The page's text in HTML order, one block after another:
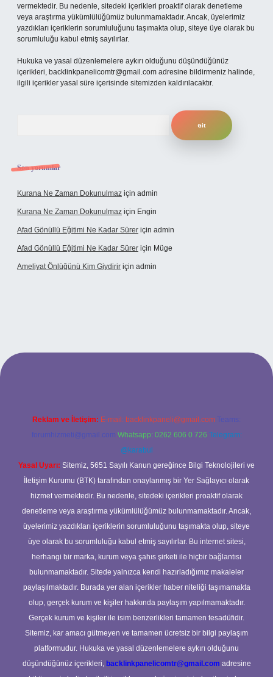
vermektedir. Bu nedenle, sitedeki içerikleri proaktif olarak denetleme
veya araştırma yükümlülüğümüz bulunmamaktadır. Ancak, üyelerimiz
yazdıkları içeriklerin sorumluluğunu taşımakta olup, siteye üye olarak bu
sorumluluğu kabul etmiş sayılırlar.
Hukuka ve yasal düzenlemelere aykırı olduğunu düşündüğünüz
içerikleri, backlinkpanelicomtr@gmail.com adresine bildirmeniz halinde,
ilgili içerikler yasal süre içerisinde sitemizden kaldırılacaktır.
Son yorumlar
Kurana Ne Zaman Dokunulmaz için admin
Kurana Ne Zaman Dokunulmaz için Engin
Afad Gönüllü Eğitimi Ne Kadar Sürer için admin
Afad Gönüllü Eğitimi Ne Kadar Sürer için Müge
Ameliyat Önlüğünü Kim Giydirir için admin
giriş
Reklam ve İletişim: E-mail: backlinkpaneli@gmail.com Teams:
forumhizmeti@gmail.com Whatsapp: 0262 606 0 726 Telegram:
@karabul
Yasal Uyarı: Sitemiz, 5651 Sayılı Kanun gereğince Bilgi Teknolojileri ve
İletişim Kurumu (BTK) tarafından onaylanmış bir Yer Sağlayıcı olarak
hizmet vermektedir. Bu nedenle, sitedeki içerikleri proaktif olarak
denetleme veya araştırma yükümlülüğümüz bulunmamaktadır. Ancak,
üyelerimiz yazdıkları içeriklerin sorumluluğunu taşımakta olup, siteye
üye olarak bu sorumluluğu kabul etmiş sayılırlar. Bu internet sitesi,
herhangi bir marka, kurum veya şahıs şirketi ile hiçbir bağlantısı
bulunmamaktadır. Sitede yalnızca kendi hazırladığımız makaleler
paylaşılmaktadır. Burada yer alan içerikler haber niteliği taşımamakta
olup, gerçek kurum ve kişiler hakkında paylaşım yapılmamaktadır.
Gerçek kurum ve kişiler ile isim benzerlikleri tamamen tesadüfidir.
Sitemiz, kar amacı gütmeyen ve tamamen ücretsiz bir bilgi paylaşım
platformudur. Hukuka ve yasal düzenlemelere aykırı olduğunu
düşündüğünüz içerikleri, backlinkpanelicomtr@gmail.com adresine